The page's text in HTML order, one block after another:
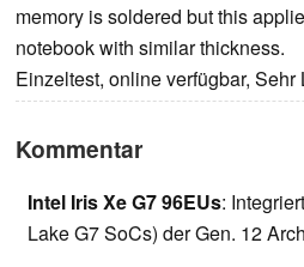
memory is soldered but this
notebook with similar thickness.
Einzeltest, online verfügbar,
Kommentar
Intel Iris Xe G7 96EUs:
Lake G7 SoCs) der Gen. 12